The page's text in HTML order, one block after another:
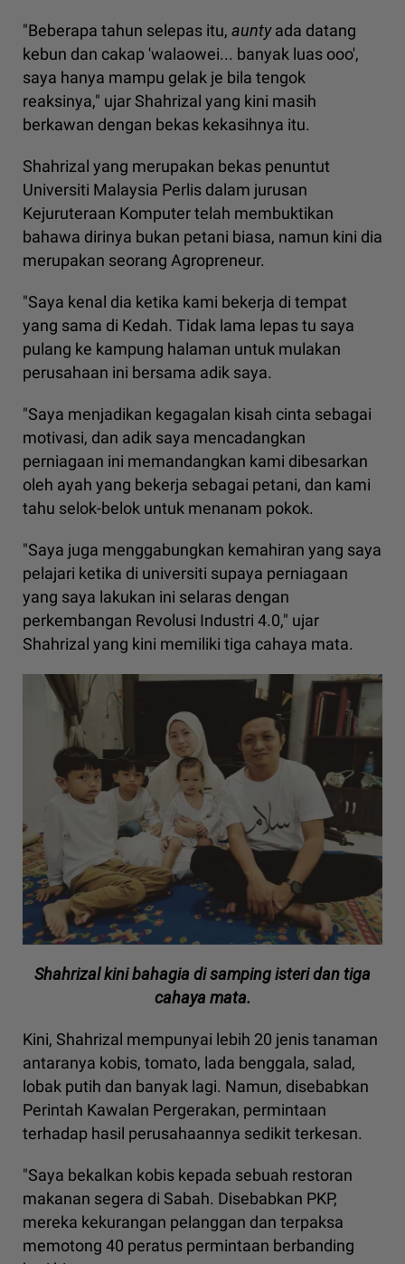
"Beberapa tahun selepas itu, auntyada datang
kebun dan cakap 'walaowei... banyak luas ooo',
saya hanya mampu gelak je bila tengok
reaksinya," ujar Shahrizal yang kini masih
berkawan dengan bekas kekasihnya itu.
Shahrizal yang merupakan bekas penuntut
Universiti Malaysia Perlis dalam jurusan
Kejuruteraan Komputer telah membuktikan
bahawa dirinya bukan petani biasa, namun kini dia
merupakan seorang Agropreneur.
"Saya kenal dia ketika kami bekerja di tempat
yang sama di Kedah. Tidak lama lepas tu saya
pulang ke kampung halaman untuk mulakan
perusahaan ini bersama adik saya.
"Saya menjadikan kegagalan kisah cinta sebagai
motivasi, dan adik saya mencadangkan
perniagaan ini memandangkan kami dibesarkan
oleh ayah yang bekerja sebagai petani, dan kami
tahu selok-belok untuk menanam pokok.
"Saya juga menggabungkan kemahiran yang saya
pelajari ketika di universiti supaya perniagaan
yang saya lakukan ini selaras dengan
perkembangan Revolusi Industri 4.0," ujar
Shahrizal yang kini memiliki tiga cahaya mata.
Shahrizal kini bahagia di samping isteri dan tiga
cahaya mata.
Kini, Shahrizal mempunyai lebih 20 jenis tanaman
antaranya kobis, tomato, lada benggala, salad,
lobak putih dan banyak lagi. Namun, disebabkan
Perintah Kawalan Pergerakan, permintaan
terhadap hasil perusahaannya sedikit terkesan.
"Saya bekalkan kobis kepada sebuah restoran
makanan segera di Sabah. Disebabkan PKP,
mereka kekurangan pelanggan dan terpaksa
memotong 40 peratus permintaan berbanding